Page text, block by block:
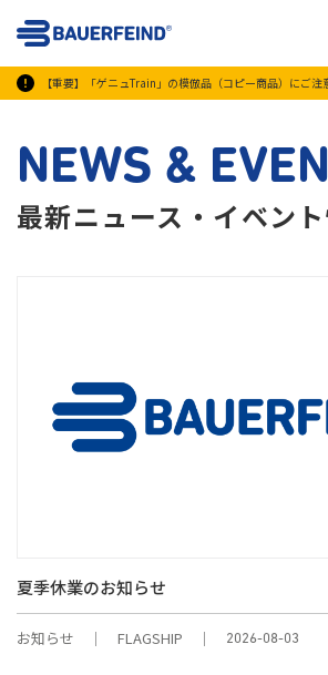
【重要】「ゲニュTrain」の模倣品（コピー商品）にご注
NEWS &
最新ニュース・イベン
夏季休業のお知らせ
お知らせ FLAGSHIP 2026-08-03